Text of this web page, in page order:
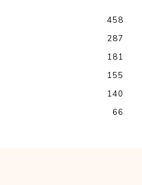
458
287
181
155
140
66